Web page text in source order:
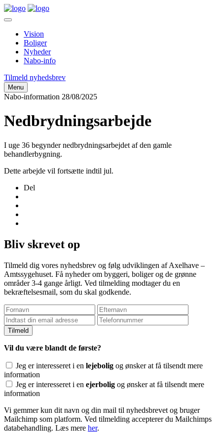
Vision
Boliger
Nyheder
Nabo-info
Tilmeld nyhedsbrev
Menu
Nabo-information 28/08/2025
Nedbrydningsarbejde
I uge 36 begynder nedbrydningsarbejdet af den gamle
behandlerbygning.
Dette arbejde vil fortsætte indtil jul.
Del
Bliv skrevet op
Tilmeld dig vores nyhedsbrev og følg udviklingen af Axelhave –
Amtssygehuset. Få nyheder om byggeri, boliger og de grønne
områder 3-4 gange årligt. Ved tilmelding modtager du en
bekræftelsesmail, som du skal godkende.
Vil du være blandt de første?
Jeg er interesseret i en lejebolig og ønsker at få tilsendt mere
information
Jeg er interesseret i en ejerbolig og ønsker at få tilsendt mere
information
Vi gemmer kun dit navn og din mail til nyhedsbrevet og bruger
Mailchimp som platform. Ved tilmelding accepterer du Mailchimps
databehandling. Læs mere her.